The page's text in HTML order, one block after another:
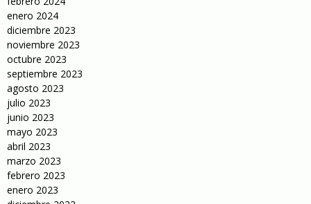
enero 2024
diciembre 2023
noviembre 2023
octubre 2023
septiembre 2023
agosto 2023
julio 2023
junio 2023
mayo 2023
abril 2023
marzo 2023
febrero 2023
enero 2023